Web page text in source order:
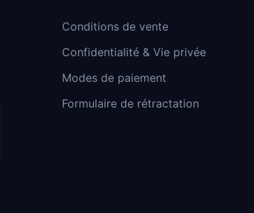
Conditions de vente
Confidentialité & Vie privée
Modes de paiement
Formulaire de rétractation